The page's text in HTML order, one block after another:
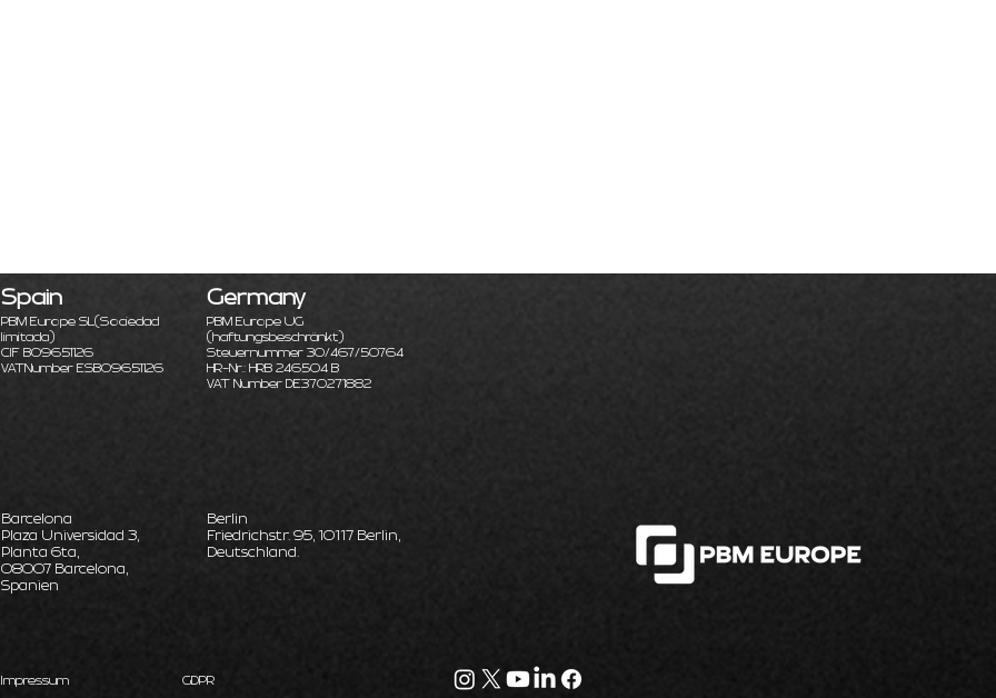
Spain
PBM Europe SL(Sociedad
limitada)
CIF B09651126
VATNumber ESB09651126
Germany
PBM Europe UG
(haftungsbeschränkt)
Steuernummer 30/467/50764
HR-Nr.: HRB 246504 B
VAT Number DE370271882
Barcelona
Plaza Universidad 3,
Planta 6ta,
08007 Barcelona,
Spanien
Berlin
Friedrichstr. 95, 10117 Berlin,
Deutschland.
Impressum GDPR